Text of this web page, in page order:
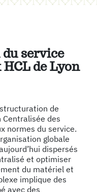
service
de Lyon
de
Centralisée des
normes du service.
globale
dispersés
et optimiser
du matériel et
implique des
avec des